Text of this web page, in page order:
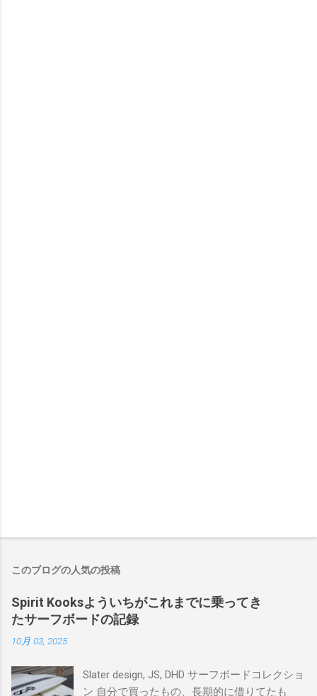
このブログの人気の投稿
Spirit Kooksよういちがこれまでに乗ってき
たサーフボードの記録
10月 03, 2025
Slater design, JS, DHD サーフボードコレクショ
ン 自分で買ったもの、長期的に借りてたも